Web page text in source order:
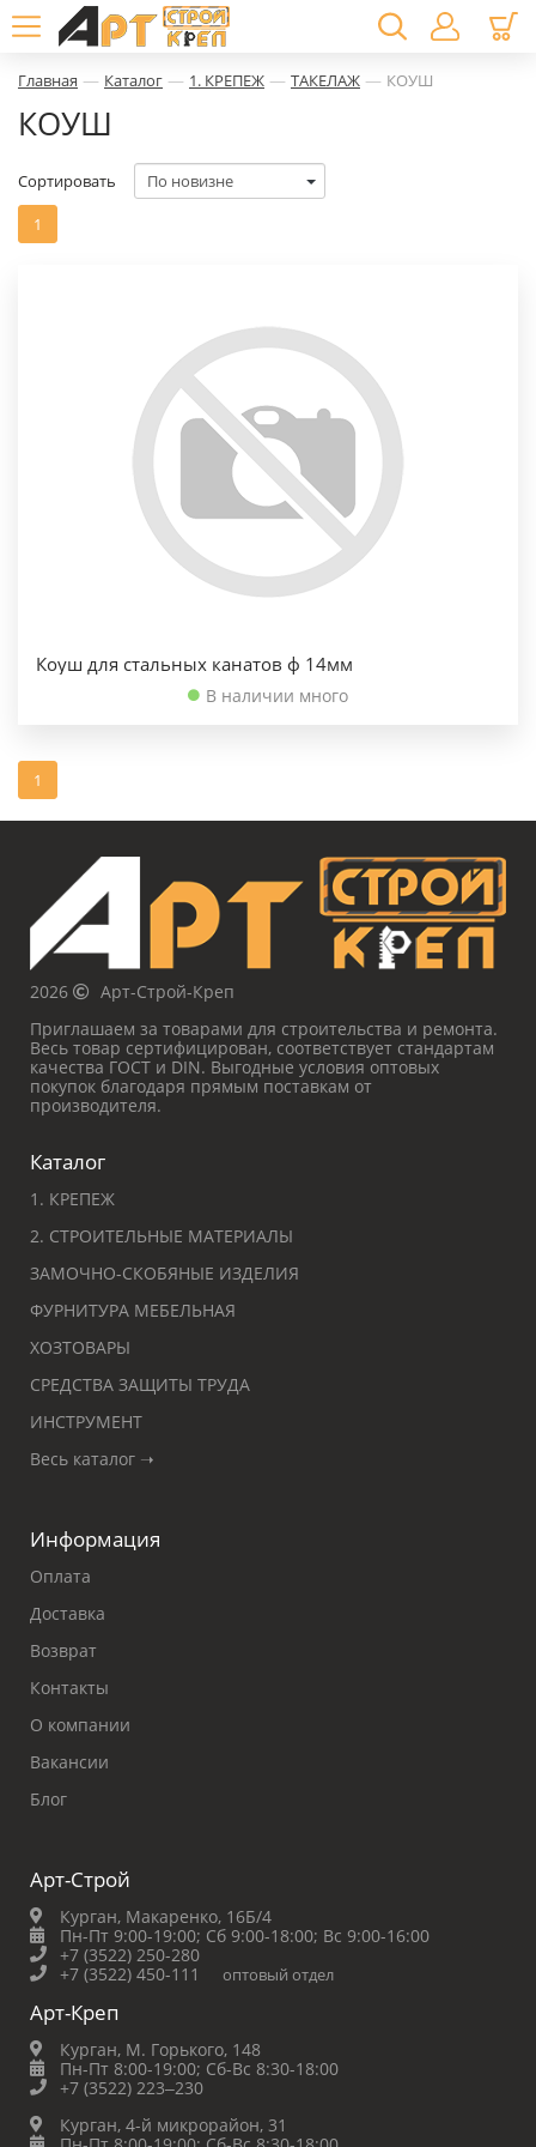
Главная — Каталог — 1. КРЕПЕЖ — ТАКЕЛАЖ — КОУШ
КОУШ
1
Сортировать
Коуш для стальных канатов ф 14мм
В наличии много
1
2026
Арт-Строй-Креп
Приглашаем за товарами для строительства и ремонта.
Весь товар сертифицирован, соответствует стандартам
качества ГОСТ и DIN. Выгодные условия оптовых
покупок благодаря прямым поставкам от
производителя.
Каталог
1. КРЕПЕЖ
2. СТРОИТЕЛЬНЫЕ МАТЕРИАЛЫ
ЗАМОЧНО-СКОБЯНЫЕ ИЗДЕЛИЯ
ФУРНИТУРА МЕБЕЛЬНАЯ
ХОЗТОВАРЫ
СРЕДСТВА ЗАЩИТЫ ТРУДА
ИНСТРУМЕНТ
Весь каталог ➝
Информация
Оплата
Доставка
Возврат
Контакты
О компании
Вакансии
Блог
Арт-Строй
Курган, Макаренко, 16Б/4
Пн-Пт 9:00-19:00; Сб 9:00-18:00; Вс 9:00-16:00
+7 (3522) 250-280
+7 (3522) 450-111
оптовый отдел
Арт-Креп
Курган, М. Горького, 148
Пн-Пт 8:00-19:00; Сб-Вс 8:30-18:00
+7 (3522) 223‒230
Курган, 4-й микрорайон, 31